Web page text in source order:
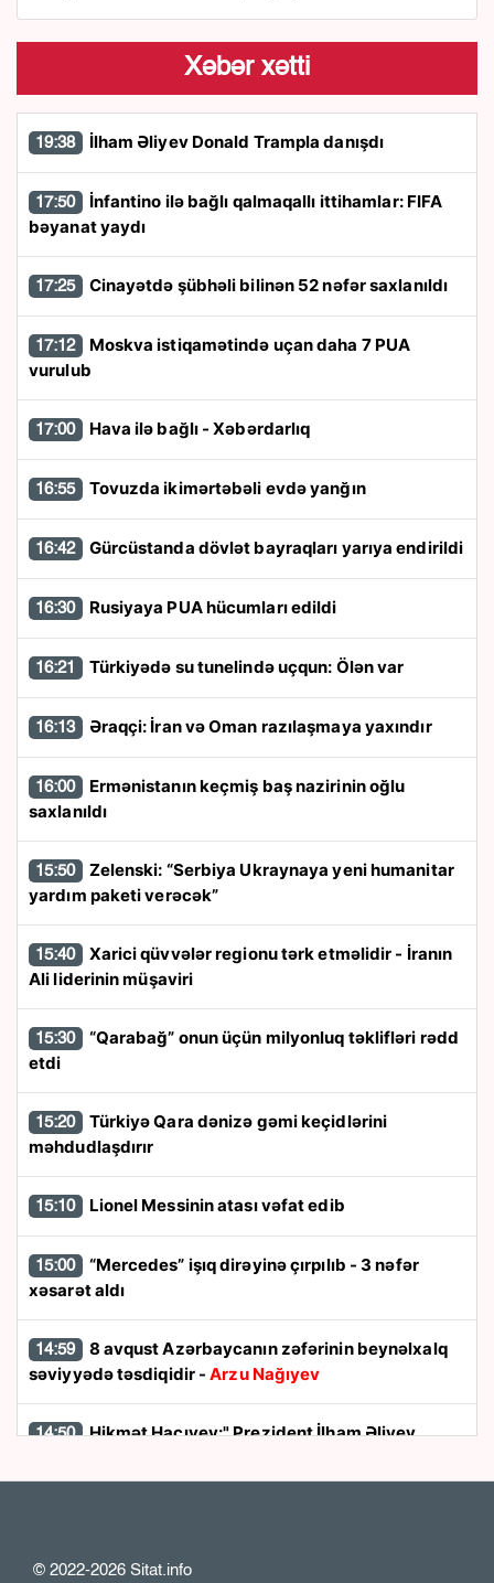
Xəbər xətti
19:38 İlham Əliyev Donald Trampla danışdı
17:50
bəyanat yaydı
17:25 Cinayətdə şübhəli bilinən 52 nəfər saxlanıldı
17:12
vurulub
17:00 Hava ilə bağlı - Xəbərdarlıq
16:55 Tovuzda ikimərtəbəli evdə yanğın
16:42 Gürcüstanda dövlət bayraqları yarıya endirildi
16:30 Rusiyaya PUA hücumları edildi
16:21 Türkiyədə su tunelində uçqun: Ölən var
16:13 Əraqçi: İran və Oman razılaşmaya yaxındır
16:00
saxlanıldı
15:50
yardım paketi verəcək”
15:40
Ali liderinin müşaviri
15:30
etdi
15:20
məhdudlaşdırır
15:10 Lionel Messinin atası vəfat edib
15:00
xəsarət aldı
14:59
səviyyədə təsdiqidir -Arzu Nağıyev
14:50 Hikmət Hacıyev:" Prezident İlham Əliyev
© 2022-2026 Sitat.info